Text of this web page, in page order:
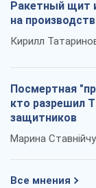
Ракетный щит
на
Кирилл
Посмертная
кто разрешил
защитников
Марина
Все мнения